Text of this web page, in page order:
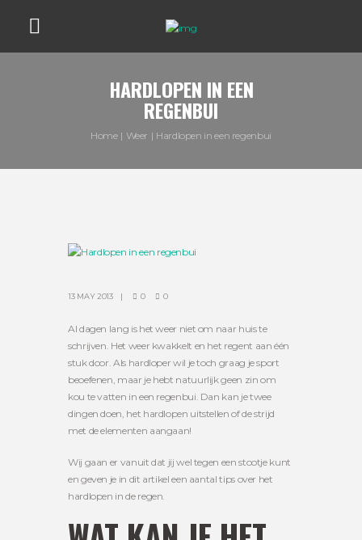
HARDLOPEN IN EEN
REGENBUI
Home Weer Hardlopen in een regenbui
13 MAY 2013 0 0
Al dagen lang is het weer niet om naar huis te
schrijven. Het weer kwakkelt en het regent aan één
stuk door. Als hardloper wil je toch graag je sport
beoefenen, maar je hebt natuurlijk geen zin om
kou te vatten in een regenbui. Dan kan je twee
dingen doen, het hardlopen uitstellen of de strijd
met de elementen aangaan!
Wij gaan er vanuit dat jij wel tegen een stootje kunt
en geven je in dit artikel een aantal tips over het
hardlopen in de regen.